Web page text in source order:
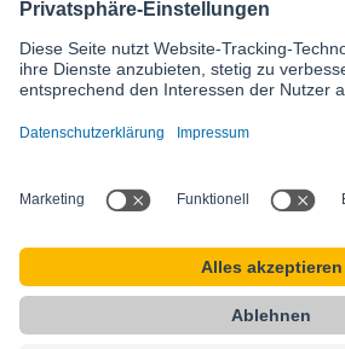
Kontakt
SIKLA INTERNATIONAL